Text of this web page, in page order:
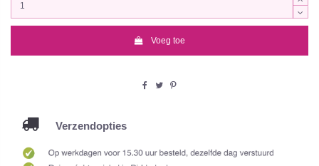
Voeg toe
Verzendopties